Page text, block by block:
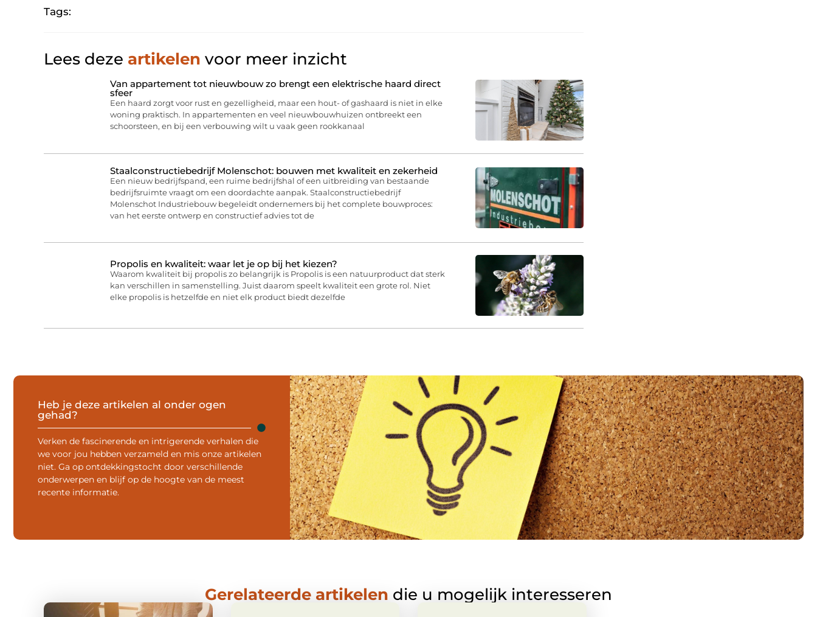
Tags:
Lees deze artikelen voor meer inzicht
Van appartement tot nieuwbouw zo brengt een elektrische haard direct
sfeer
Een haard zorgt voor rust en gezelligheid, maar een hout- of gashaard is niet in elke
woning praktisch. In appartementen en veel nieuwbouwhuizen ontbreekt een
schoorsteen, en bij een verbouwing wilt u vaak geen rookkanaal
Staalconstructiebedrijf Molenschot: bouwen met kwaliteit en zekerheid
Een nieuw bedrijfspand, een ruime bedrijfshal of een uitbreiding van bestaande
bedrijfsruimte vraagt om een doordachte aanpak. Staalconstructiebedrijf
Molenschot Industriebouw begeleidt ondernemers bij het complete bouwproces:
van het eerste ontwerp en constructief advies tot de
Propolis en kwaliteit: waar let je op bij het kiezen?
Waarom kwaliteit bij propolis zo belangrijk is Propolis is een natuurproduct dat sterk
kan verschillen in samenstelling. Juist daarom speelt kwaliteit een grote rol. Niet
elke propolis is hetzelfde en niet elk product biedt dezelfde
Heb je deze artikelen al onder ogen
gehad?
Verken de fascinerende en intrigerende verhalen die
we voor jou hebben verzameld en mis onze artikelen
niet. Ga op ontdekkingstocht door verschillende
onderwerpen en blijf op de hoogte van de meest
recente informatie.
Gerelateerde artikelen die u mogelijk interesseren